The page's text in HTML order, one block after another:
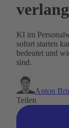
KI im
sofort starten
bedeutet und
sind.
Anton
Teilen